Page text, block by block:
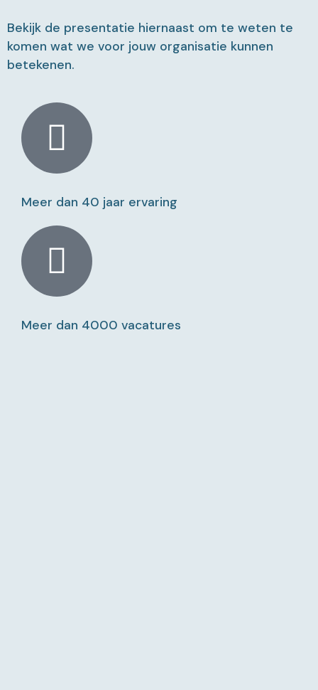
Bekijk de presentatie hiernaast om te weten te
komen wat we voor jouw organisatie kunnen
betekenen.
Meer dan 40 jaar ervaring
Meer dan 4000 vacatures